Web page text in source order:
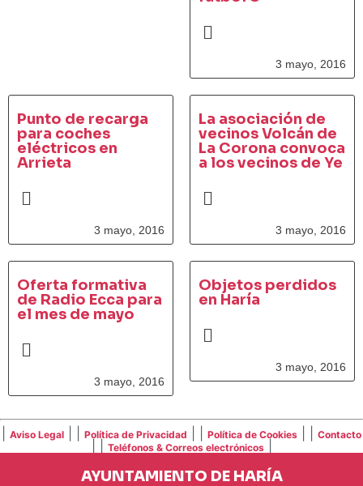
3 mayo, 2016
Punto de recarga
para coches
eléctricos en
Arrieta
3 mayo, 2016
La asociación de
vecinos Volcán de
La Corona convoca
a los vecinos de Ye
3 mayo, 2016
Oferta formativa
de Radio Ecca para
el mes de mayo
3 mayo, 2016
Objetos perdidos
en Haría
3 mayo, 2016
Aviso Legal Política de Privacidad Política de Cookies Contacto
Teléfonos & Correos electrónicos|
AYUNTAMIENTO DE HARÍA